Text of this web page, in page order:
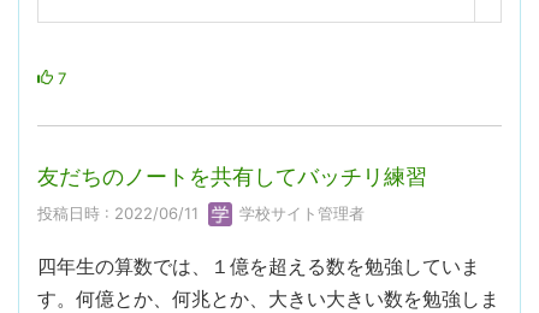
7
友だちのノートを共有してバッチリ練習
投稿日時 : 2022/06/11 学校サイト管理者
四年生の算数では、１億を超える数を勉強していま
す。何億とか、何兆とか、大きい大きい数を勉強しま